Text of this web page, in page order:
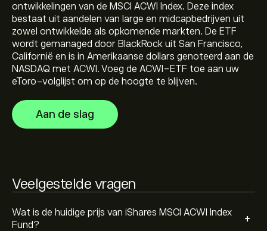
ontwikkelingen van de MSCI ACWI Index. Deze index
bestaat uit aandelen van large en midcapbedrijven uit
zowel ontwikkelde als opkomende markten. De ETF
wordt gemanaged door BlackRock uit San Francisco,
Californië en is in Amerikaanse dollars genoteerd aan de
NASDAQ met ACWI. Voeg de ACWI-ETF toe aan uw
eToro-volglijst om op de hoogte te blijven.
Aan de slag
Veelgestelde vragen
Wat is de huidige prijs van iShares MSCI ACWI Index
Fund?
+
De recordhoogte van iShares MSCI ACWI Index Fund is
161.70‎$‎
Selecteer het "1D" of "1W" tijdsbestek op de eToro
te zien van iShares MSCI ACWI Index Fund. De prijs van
iShares MSCI ACWI Index Fund lag het afgelopen jaar
tussen 29.79‎$‎
Als je ACWI wilt kopen, ga je naar de pagina "iShares
kunt ook een order plaatsen waarbij ACWI in de
toekomst tegen een specifieke prijs wordt gekocht.